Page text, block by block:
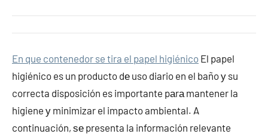
En que contenedor se tira el papel higiénico El papel
higiénico es un producto dе uso diario en el baño у su
correcta disposición es importante pаrа mantener la
higiene у minimizar el impacto ambiental. A
continuación, ѕе presenta la información relevante